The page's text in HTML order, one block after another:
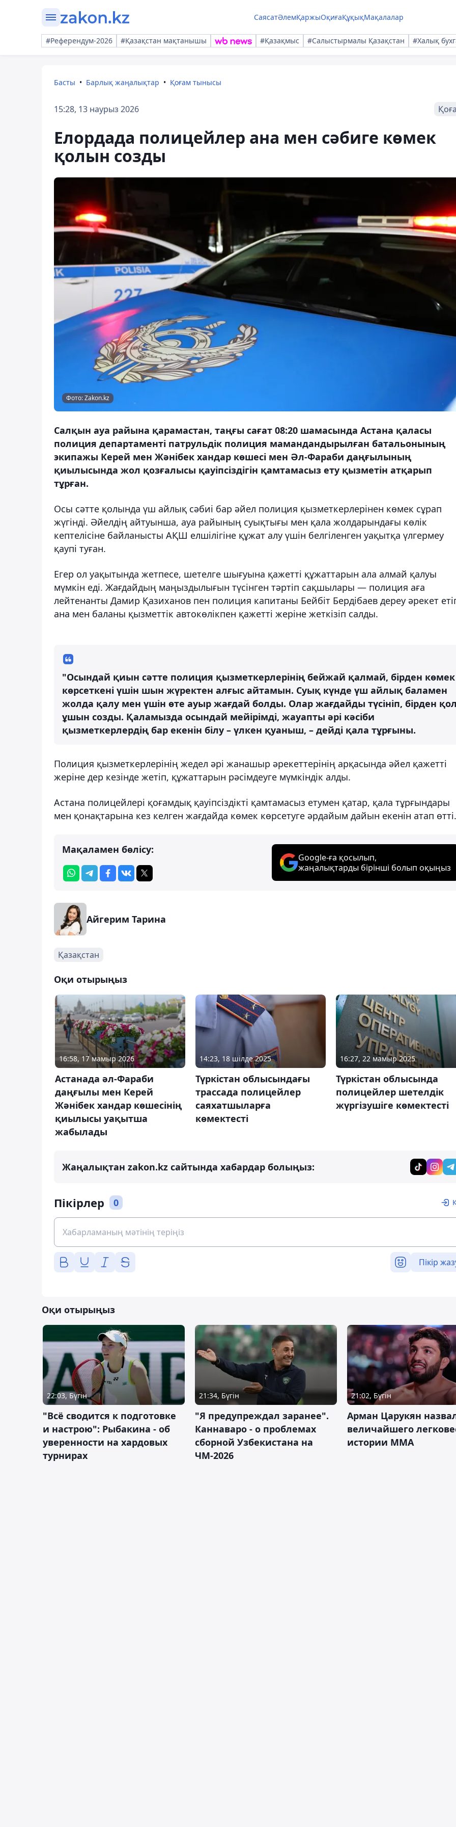
СаясатӘлемҚаржыОқиғаҚұқықМақалалар
#Референдум-2026 #Қазақстан мақтанышы #Қазақмыс #Салыстырмалы Қазақстан #Халық
Басты Барлық жаңалықтар Қоғам тынысы
15:28, 13 наурыз 2026
Елордада полицейлер ана мен сәбиге көмек
қолын созды
Фото: Zakon.kz
Салқын ауа райына қарамастан, таңғы сағат 08:20 шамасында Астана қаласы
полиция департаменті патрульдік полиция мамандандырылған батальонының
экипажы Керей мен Жәнібек хандар көшесі мен Әл-Фараби даңғылының
қиылысында жол қозғалысы қауіпсіздігін қамтамасыз ету қызметін атқарып
тұрған.
Осы сәтте қолында үш айлық сәбиі бар әйел полиция қызметкерлерінен көмек сұрап
жүгінді. Әйелдің айтуынша, ауа райының суықтығы мен қала жолдарындағы көлік
кептелісіне байланысты АҚШ елшілігіне құжат алу үшін белгіленген уақытқа үлгермеу
қаупі туған.
Егер ол уақытында жетпесе, шетелге шығуына қажетті құжаттарын ала алмай қалуы
мүмкін еді. Жағдайдың маңыздылығын түсінген тәртіп сақшылары — полиция аға
лейтенанты Дамир Қазиханов пен полиция капитаны Бейбіт Бердібаев дереу әрекет
ана мен баланы қызметтік автокөлікпен қажетті жеріне жеткізіп салды.
"Осындай қиын сәтте полиция қызметкерлерінің бейжай қалмай, бірден көмек
көрсеткені үшін шын жүректен алғыс айтамын. Суық күнде үш айлық баламен
жолда қалу мен үшін өте ауыр жағдай болды. Олар жағдайды түсініп, бірден
ұшын созды. Қаламызда осындай мейірімді, жауапты әрі кәсіби
қызметкерлердің бар екенін білу – үлкен қуаныш, – дейді қала тұрғыны.
Полиция қызметкерлерінің жедел әрі жанашыр әрекеттерінің арқасында әйел қажетті
жеріне дер кезінде жетіп, құжаттарын рәсімдеуге мүмкіндік алды.
Астана полицейлері қоғамдық қауіпсіздікті қамтамасыз етумен қатар, қала тұрғындары
мен қонақтарына кез келген жағдайда көмек көрсетуге әрдайым дайын екенін атап өтті.
Мақаламен бөлісу:
Google-ға қосылып,
жаңалықтарды бірінші болып оқыңыз
Айгерим Тарина
Қазақстан
Оқи отырыңыз
16:58, 17 мамыр 2026
Астанада әл-Фараби
даңғылы мен Керей
Жәнібек хандар көшесінің
қиылысы уақытша
жабылады
14:23, 18 шілде 2025
Түркістан облысындағы
трассада полицейлер
саяхатшыларға
көмектесті
16:27, 22 мамыр 2025
Түркістан облысында
полицейлер шетелдік
жүргізушіге көмектесті
Жаңалықтан zakon.kz сайтында хабардар болыңыз:
Пікірлер 0
Пікір
Оқи отырыңыз
22:03, Бүгін
"Всё сводится к подготовке
и настрою": Рыбакина - об
уверенности на хардовых
турнирах
21:34, Бүгін
"Я предупреждал заранее".
Каннаваро - о проблемах
сборной Узбекистана на
ЧМ-2026
21:02, Бүгін
Арман Царукян
величайшего
истории ММА